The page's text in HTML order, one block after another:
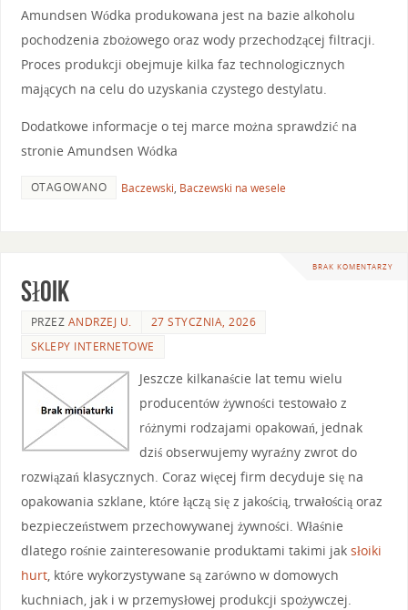
Amundsen Wódka produkowana jest na bazie alkoholu
pochodzenia zbożowego oraz wody przechodzącej filtracji.
Proces produkcji obejmuje kilka faz technologicznych
mających na celu do uzyskania czystego destylatu.
Dodatkowe informacje o tej marce można sprawdzić na
stronie Amundsen Wódka
OTAGOWANO Baczewski, Baczewski na wesele
BRAK KOMENTARZY
Słoik
PRZEZ ANDRZEJ U.
27 STYCZNIA, 2026
SKLEPY INTERNETOWE
Jeszcze kilkanaście lat temu wielu
producentów żywności testowało z
różnymi rodzajami opakowań, jednak
dziś obserwujemy wyraźny zwrot do
rozwiązań klasycznych. Coraz więcej firm decyduje się na
opakowania szklane, które łączą się z jakością, trwałością oraz
bezpieczeństwem przechowywanej żywności. Właśnie
dlatego rośnie zainteresowanie produktami takimi jak słoiki
hurt, które wykorzystywane są zarówno w domowych
kuchniach, jak i w przemysłowej produkcji spożywczej.